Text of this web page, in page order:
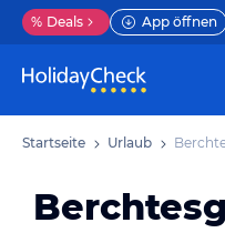
% Deals App öffnen
Startseite Urlaub